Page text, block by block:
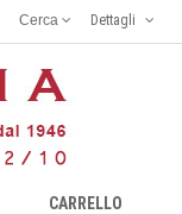
Dettagli
Cerca
CARRELLO